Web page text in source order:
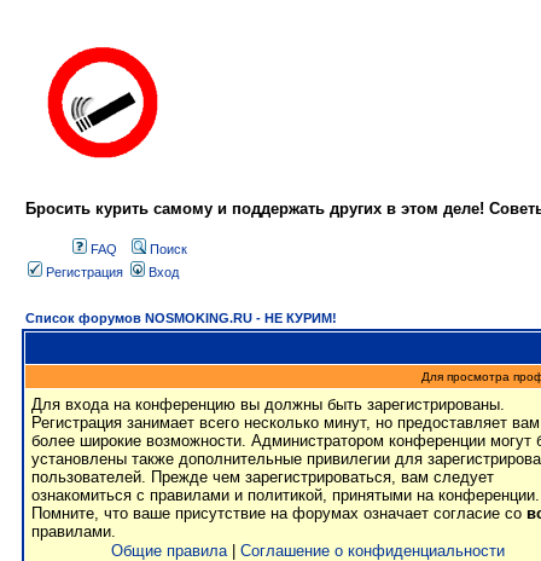
Бросить курить самому и поддержать других в этом деле!
FAQ
Поиск
Регистрация
Вход
Список форумов NOSMOKING.RU - НЕ КУРИМ!
Для просмотра
Для входа на конференцию вы должны быть зарегистрированы.
Регистрация занимает всего несколько минут, но предоставляет вам
более широкие возможности. Администратором конференции могут
установлены также дополнительные привилегии для
пользователей. Прежде чем зарегистрироваться, вам следует
ознакомиться с правилами и политикой, принятыми на конференции.
Помните, что ваше присутствие на форумах означает согласие со
правилами.
Общие правила| Соглашение о конфиденциальности